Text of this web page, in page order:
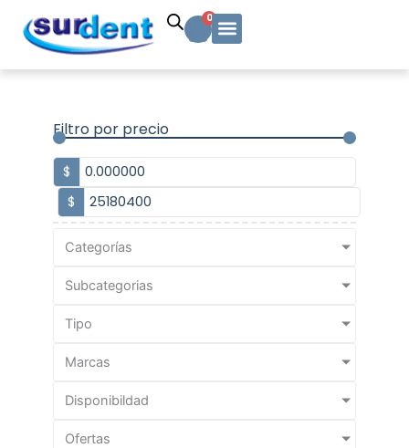
contenido
0
Carrito
Filtro por precio
$
$
Categorías
Subcategorias
Tipo
Marcas
Disponibildad
Ofertas